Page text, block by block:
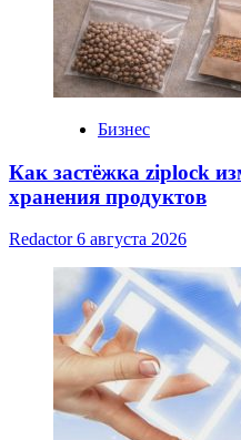
Бизнес
Как застёжка ziplock
хранения продуктов
Redactor6 августа 2026